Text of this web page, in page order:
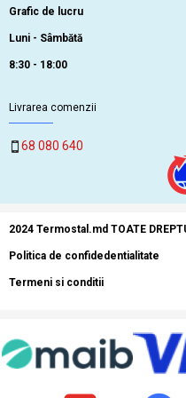
Grafic de lucru
Luni - Sâmbătă
8:30 - 18:00
Livrarea comenzii
68 080 640
2024 Termostal.md TOATE
Politica de confidedentialitate
Termeni si conditii